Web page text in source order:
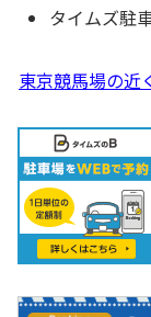
タイムズ駐
東京競馬場の近